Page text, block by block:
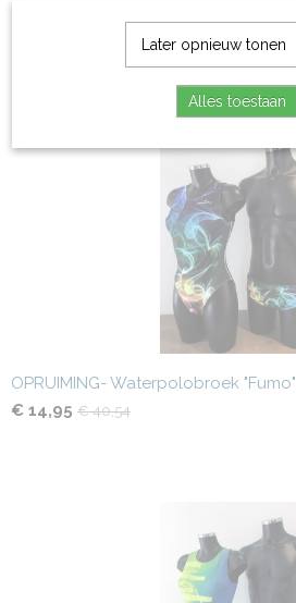
OPRUIMING- Waterpolobroek "Fumo"
€ 14,95 € 40,54
Later opnieuw tonen
Alles toestaan